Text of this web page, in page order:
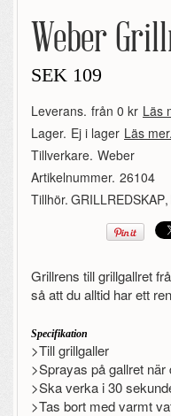
Weber
SEK 109
Leverans. från 0 kr Läs
Lager. Ej i lager Läs mer.
Tillverkare. Weber
Artikelnummer. 26104
Tillhör. GRILLREDSKAP,
Grillrens till grillgallret
så att du alltid har ett
Specifikation
>Till grillgaller
>Sprayas på gallret
>Ska verka i 30
>Tas bort med varmt